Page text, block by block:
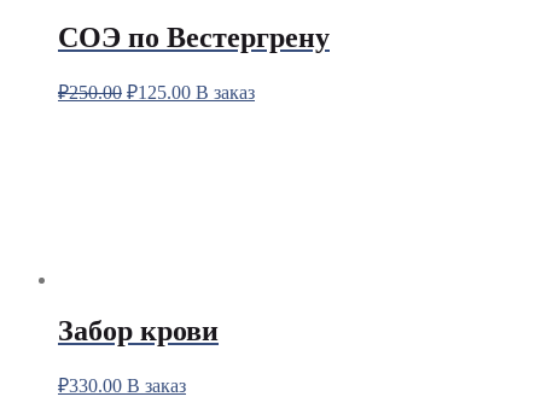
СОЭ по Вестергрену
₽250.00 ₽125.00 В заказ
Забор крови
₽330.00 В заказ